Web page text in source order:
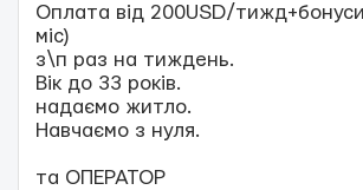
Оплата від 200USD/
міс)
з\п раз на тиждень.
Вік до 33 років.
надаємо житло.
Навчаємо з нуля.
та ОПЕРАТОР